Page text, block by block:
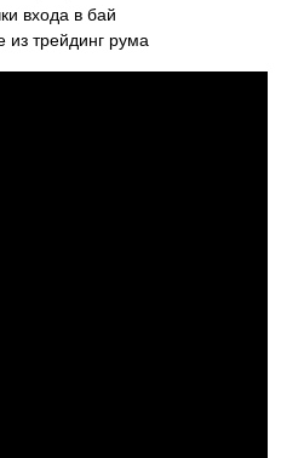
входа в бай
из трейдинг рума